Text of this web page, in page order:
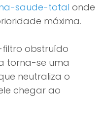
saude-total onde
máxima.
obstruído
torna-se uma
neutraliza o
chegar ao